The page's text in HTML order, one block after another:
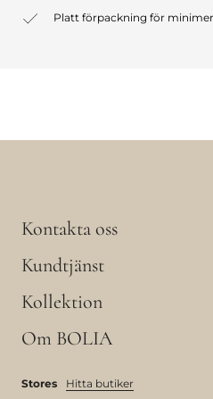
Platt förpackning för
Kontakta oss
Kundtjänst
Kollektion
Om BOLIA
Stores Hitta butiker